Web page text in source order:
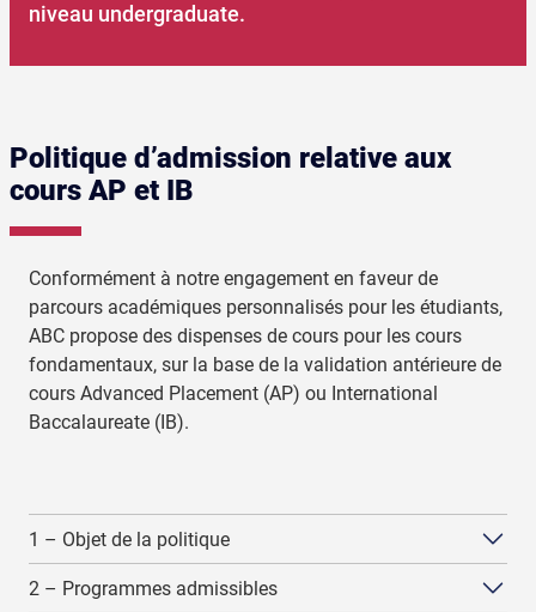
niveau undergraduate.
Politique d’admission relative aux
cours AP et IB
Conformément à notre engagement en faveur de
parcours académiques personnalisés pour les étudiants,
ABC propose des dispenses de cours pour les cours
fondamentaux, sur la base de la validation antérieure de
cours Advanced Placement (AP) ou International
Baccalaureate (IB).
1 – Objet de la politique
2 – Programmes admissibles